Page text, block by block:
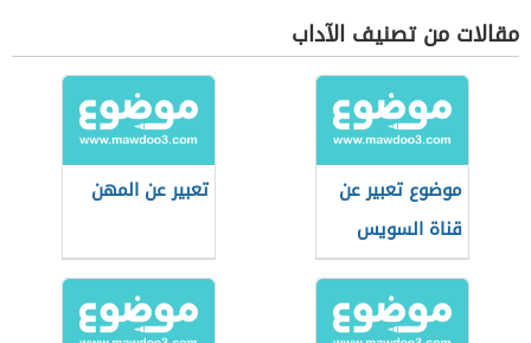
مقالات من تصنيف الآداب
موضوع تعبير عن
قناة السويس
تعبير عن المهن